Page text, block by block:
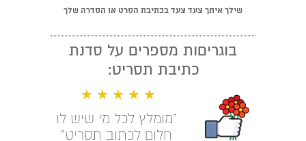
שילך איתך צעד צעד בכתיבת הסרט או הסדרה שלך
בוגריםות מספרים על סדנת
כתיבת תסריט:
★ ★ ★ ★ ★
"מומלץ לכל מי שיש לו
חלום לכתוב תסריט"